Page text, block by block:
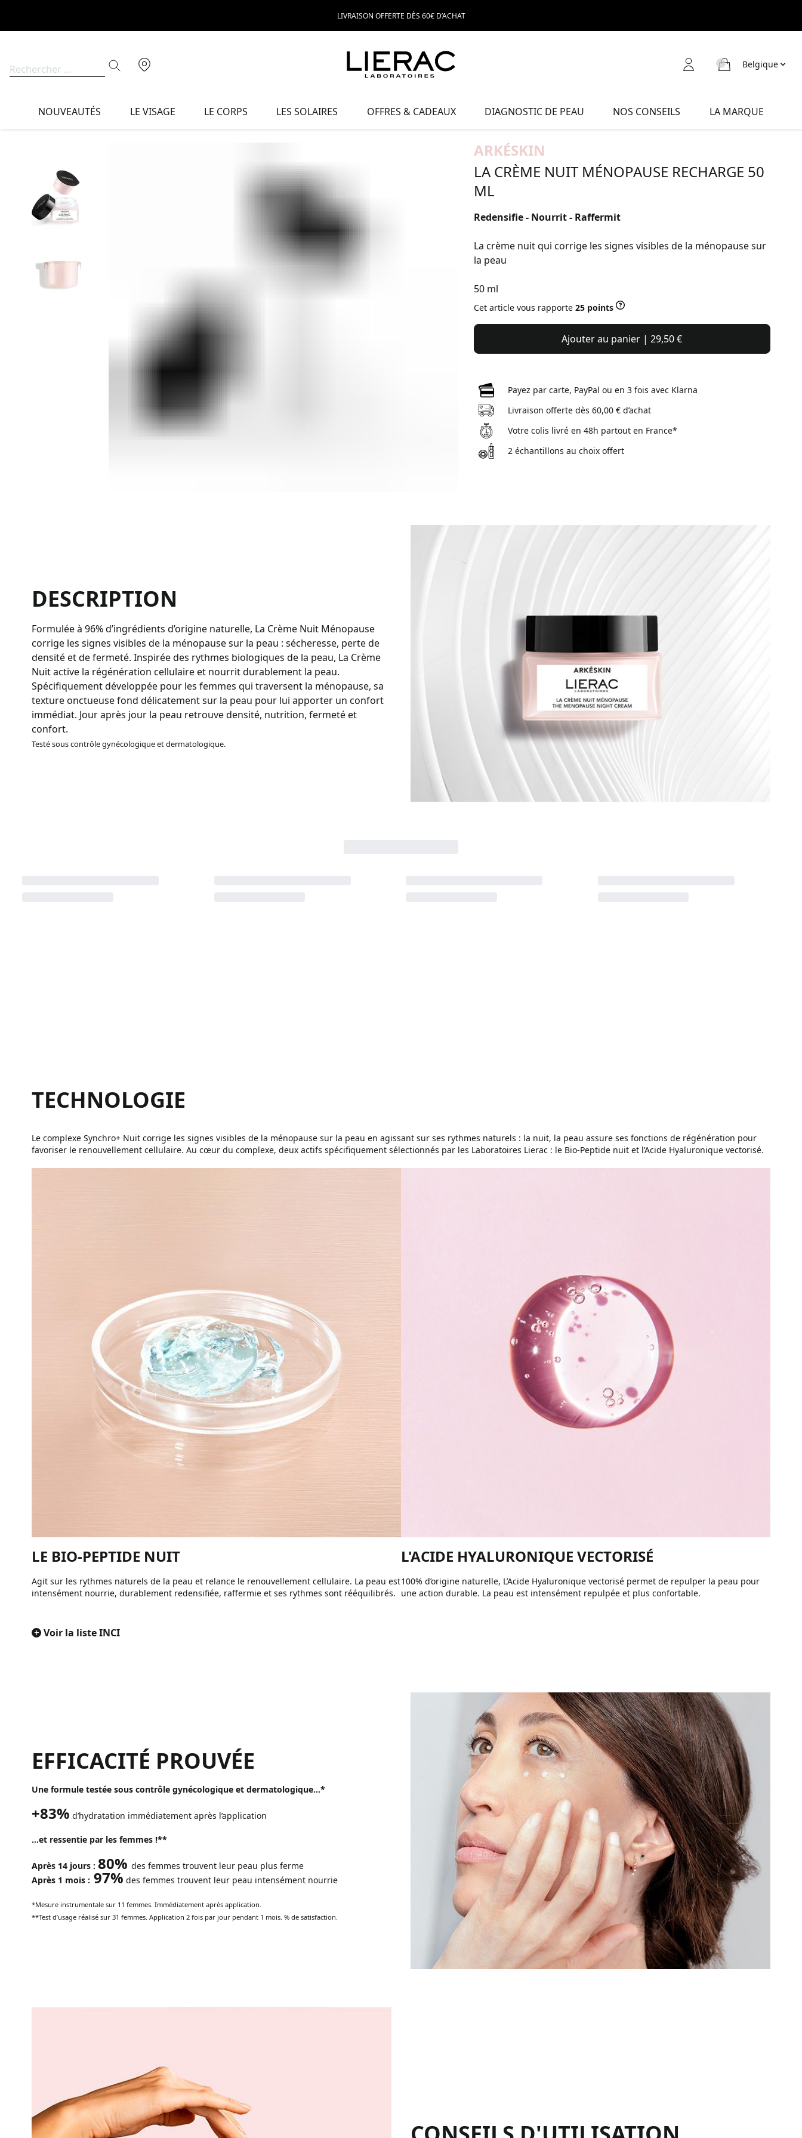
LIVRAISON OFFERTE DÈS 60€ D’ACHAT
Belgique
NOUVEAUTÉS LE VISAGE LE CORPS LES SOLAIRES OFFRES & CADEAUX DIAGNOSTIC DE PEAU NOS CONSEILS LA MARQUE
ARKÉSKIN
LA CRÈME NUIT MÉNOPAUSE RECHARGE 50
ML
Redensifie - Nourrit - Raffermit
La crème nuit qui corrige les signes visibles de la ménopause sur
la peau
50 ml
Cet article vous rapporte 25 points
Ajouter au panier | 29,50 €
Payez par carte, PayPal ou en 3 fois avec Klarna
Livraison offerte dès 60,00 € d’achat
Votre colis livré en 48h partout en France*
2 échantillons au choix offert
DESCRIPTION
Formulée à 96% d’ingrédients d’origine naturelle, La Crème Nuit Ménopause
corrige les signes visibles de la ménopause sur la peau : sécheresse, perte de
densité et de fermeté. Inspirée des rythmes biologiques de la peau, La Crème
Nuit active la régénération cellulaire et nourrit durablement la peau.
Spécifiquement développée pour les femmes qui traversent la ménopause, sa
texture onctueuse fond délicatement sur la peau pour lui apporter un confort
immédiat. Jour après jour la peau retrouve densité, nutrition, fermeté et
confort.
Testé sous contrôle gynécologique et dermatologique.
TECHNOLOGIE
Le complexe Synchro+ Nuit corrige les signes visibles de la ménopause sur la peau en agissant sur ses rythmes naturels : la nuit, la peau assure ses fonctions de régénération pour
favoriser le renouvellement cellulaire. Au cœur du complexe, deux actifs spécifiquement sélectionnés par les Laboratoires Lierac : le Bio-Peptide nuit et l’Acide Hyaluronique vectorisé.
LE BIO-PEPTIDE NUIT
Agit sur les rythmes naturels de la peau et relance le renouvellement cellulaire. La peau est
intensément nourrie, durablement redensifiée, raffermie et ses rythmes sont rééquilibrés.
L'ACIDE HYALURONIQUE VECTORISÉ
100% d’origine naturelle, L’Acide Hyaluronique vectorisé permet de repulper la peau pour
une action durable. La peau est intensément repulpée et plus confortable.
+ Voir la liste INCI
EFFICACITÉ PROUVÉE
Une formule testée sous contrôle gynécologique et dermatologique…*
+83% d’hydratation immédiatement après l’application
…et ressentie par les femmes !**
Après 14 jours : 80% des femmes trouvent leur peau plus ferme
Après 1 mois : 97% des femmes trouvent leur peau intensément nourrie
*Mesure instrumentale sur 11 femmes. Immédiatement après application.
**Test d’usage réalisé sur 31 femmes. Application 2 fois par jour pendant 1 mois. % de satisfaction.